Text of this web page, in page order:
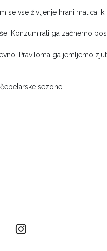
vse življenje hrani matica,
Konzumirati ga začnemo
Praviloma ga jemljemo
sezone.